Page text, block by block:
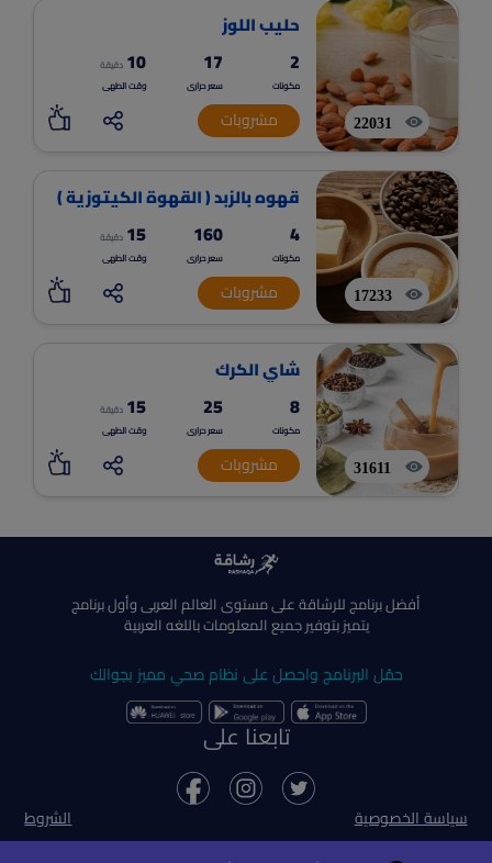
22031
حليب اللوز
2
مكونات
17
سعر حرارى
10 دقيقة
وقت الطهى
مشروبات
17233
قهوه بالزبد ( القهوة الكيتوزية )
4
مكونات
160
سعر حرارى
15 دقيقة
وقت الطهى
مشروبات
31611
شاي الكرك
8
مكونات
25
سعر حرارى
15 دقيقة
وقت الطهى
مشروبات
أفضل برنامج للرشاقة على مستوى العالم العربى وأول برنامج
يتميز بتوفير جميع المعلومات باللغه العربية
حمّل البرنامج واحصل على نظام صحي مميز بجوالك
تابعنا على
سياسة الخصوصية الشروط